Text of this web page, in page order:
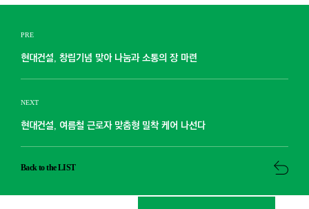
PRE
현대건설, 창립기념 맞아 나눔과 소통의 장 마련
NEXT
현대건설, 여름철 근로자 맞춤형 밀착 케어 나선다
Back to the LIST